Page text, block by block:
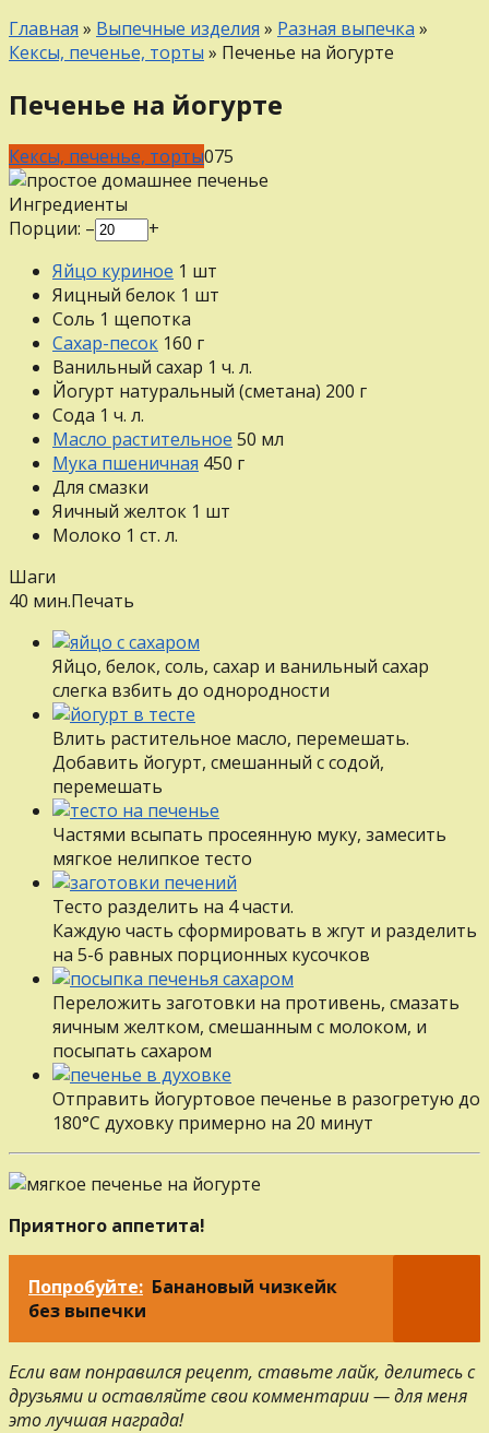
Главная » Выпечные изделия » Разная выпечка »
Кексы, печенье, торты » Печенье на йогурте
Печенье на йогурте
Кексы, печенье, торты075
Ингредиенты
Порции: –
+
Яйцо куриное 1 шт
Яицный белок 1 шт
Соль 1 щепотка
Сахар-песок 160 г
Ванильный сахар 1 ч. л.
Йогурт натуральный (сметана) 200 г
Сода 1 ч. л.
Масло растительное 50 мл
Мука пшеничная 450 г
Для смазки
Яичный желток 1 шт
Молоко 1 ст. л.
Шаги
40 мин.Печать
Яйцо, белок, соль, сахар и ванильный сахар
слегка взбить до однородности
Влить растительное масло, перемешать.
Добавить йогурт, смешанный с содой,
перемешать
Частями всыпать просеянную муку, замесить
мягкое нелипкое тесто
Тесто разделить на 4 части.
Каждую часть сформировать в жгут и разделить
на 5-6 равных порционных кусочков
Переложить заготовки на противень, смазать
яичным желтком, смешанным с молоком, и
посыпать сахаром
Отправить йогуртовое печенье в разогретую до
180°С духовку примерно на 20 минут
Приятного аппетита!
Попробуйте: Банановый чизкейк
без выпечки
Если вам понравился рецепт, ставьте лайк, делитесь с
друзьями и оставляйте свои комментарии — для меня
это лучшая награда!